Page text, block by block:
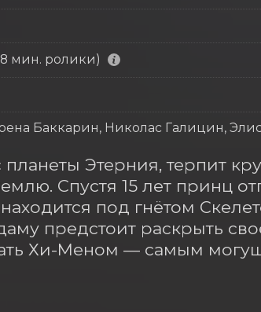
мин. ролики)
Баккарин, Николас Галицин,
Этерния, терпит
Спустя 15 лет принц
под гнётом
предстоит раскрыть
Хи-Меном — самым